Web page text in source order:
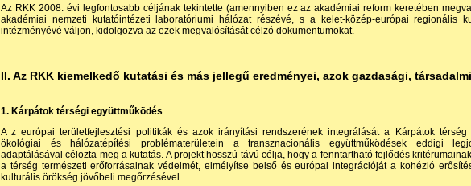
Az RKK 2008. évi legfontosabb céljának tekintette (amennyiben ez az akadémiai reform keretében
akadémiai nemzeti kutatóintézeti laboratóriumi hálózat részévé, s a kelet-közép-európai regionális
intézményévé váljon, kidolgozva az ezek megvalósítását célzó dokumentumokat.
II. Az RKK kiemelkedő kutatási és más jellegű eredményei, azok gazdasági,
1. Kárpátok térségi együttműködés
A z európai területfejlesztési politikák és azok irányítási rendszerének integrálását a Kárpátok térség
ökológiai és hálózatépítési problématerületein a transznacionális együttműködések eddigi
adaptálásával célozta meg a kutatás. A projekt hosszú távú célja, hogy a fenntartható fejlődés
a térség természeti erőforrásainak védelmét, elmélyítse belső és európai integrációját a kohézió
kulturális örökség jövőbeli megőrzésével.